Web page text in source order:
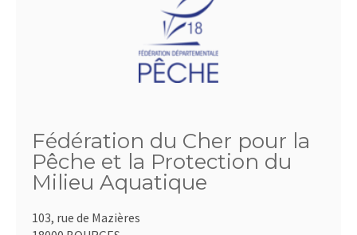
Fédération du Cher pour la
Pêche et la Protection du
Milieu Aquatique
103, rue de Mazières